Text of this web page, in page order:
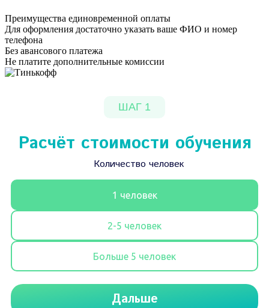
Преимущества единовременной оплаты
Для оформления достаточно указать ваше ФИО и номер
телефона
Без авансового платежа
Не платите дополнительные комиссии